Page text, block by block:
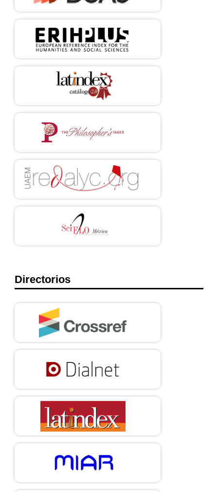
Disponible en:https://doi.org/10.1136/bmj.319.7207.393
Asociación Médica Mundial. DECLARACIÓN DE GINEBRA
[Internet]. 2022 [consultado 06 de noviembre de 2023].
post/declaracion-de-ginebra/
Ferrer M, Pastor L. Génesis y uso del término “pre-embrión” en la
literatura científica actual. pebi. 1998 [consultado 06 de
https://personaybioetica.unisabana.edu.co/index.php/personaybio
etica/article/view/600
Echeverría D. El derecho al honor, la honra y buena reputación:
antecedentes y regulación constitucional en el ecuador. Revista de
derecho. 2020 [consultado 6 de noviembre de 2023]; 9(1): 209-
230. Disponible en:https://doi.org/10.31207/ih.v9i1.228
Hoyos I. El juramento y el deber derecho de honrar el nombre de
Dios. Díkaion. 1995 [consultado 07 de noviembre de 2023];
4:106-118. Disponible en:
Jaramillo J. Evolución de la medicina: pasado, presente y futuro,
AMC. 2001 [consultado 06 de noviembre de 2023]; 43(3):104-
113. Disponible en:
Herranz G. Una fórmula para hoy del Juramento de Hipócrates
2023]. Disponible en:https://www.unav.edu/web/unidad-de-
Dugast A. Jérôme Lejeune La libertad del sabio. Madrid:
Encuentro; 2020: 189.
bioéticos de las tecnologías emergentes para el siglo XXI.
Cuadernos de bioética. 2021 [consultado 08 de noviembre de
2023]; 32(105):133-139. Disponible en:
Directorios